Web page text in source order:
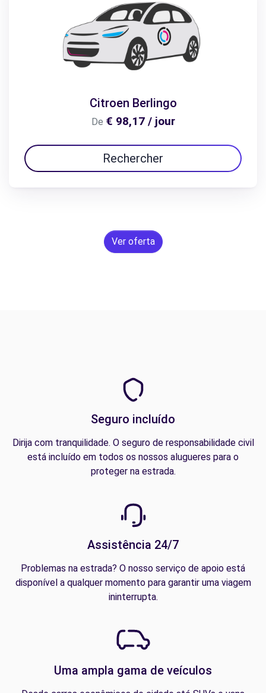
Citroen Berlingo
De € 98,17 / jour
Rechercher
Ver oferta
Seguro incluído
Dirija com tranquilidade. O seguro de responsabilidade civil
está incluído em todos os nossos alugueres para o
proteger na estrada.
Assistência 24/7
Problemas na estrada? O nosso serviço de apoio está
disponível a qualquer momento para garantir uma viagem
ininterrupta.
Uma ampla gama de veículos